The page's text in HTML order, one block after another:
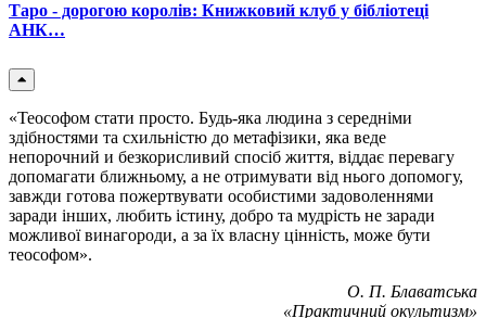
Таро - дорогою королів: Книжковий клуб у бібліотеці
АНК…
«Теософом стати просто. Будь-яка людина з середніми
здібностями та схильністю до метафізики, яка веде
непорочний и безкорисливий спосіб життя, віддає перевагу
допомагати ближньому, а не отримувати від нього допомогу,
завжди готова пожертвувати особистими задоволеннями
заради інших, любить істину, добро та мудрість не заради
можливої винагороди, а за їх власну цінність, може бути
теософом».
О. П. Блаватська
«Практичний окультизм»